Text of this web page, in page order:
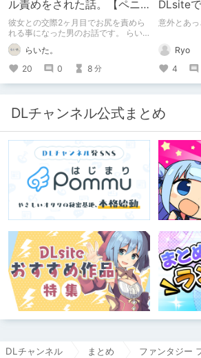
ル責めをされた話。【ペニ
バン】
彼女との交際2ヶ月目でお尻を責めら
れる事になった男のお話です。 らい
た。のエチエチ体験談#2【逆アナ
ル】 らいた。
20
0 8 分
DLsite
意外とあっ
Ryo
4
DLチャンネル公式まとめ
DLチャンネル まとめ ファンタジー